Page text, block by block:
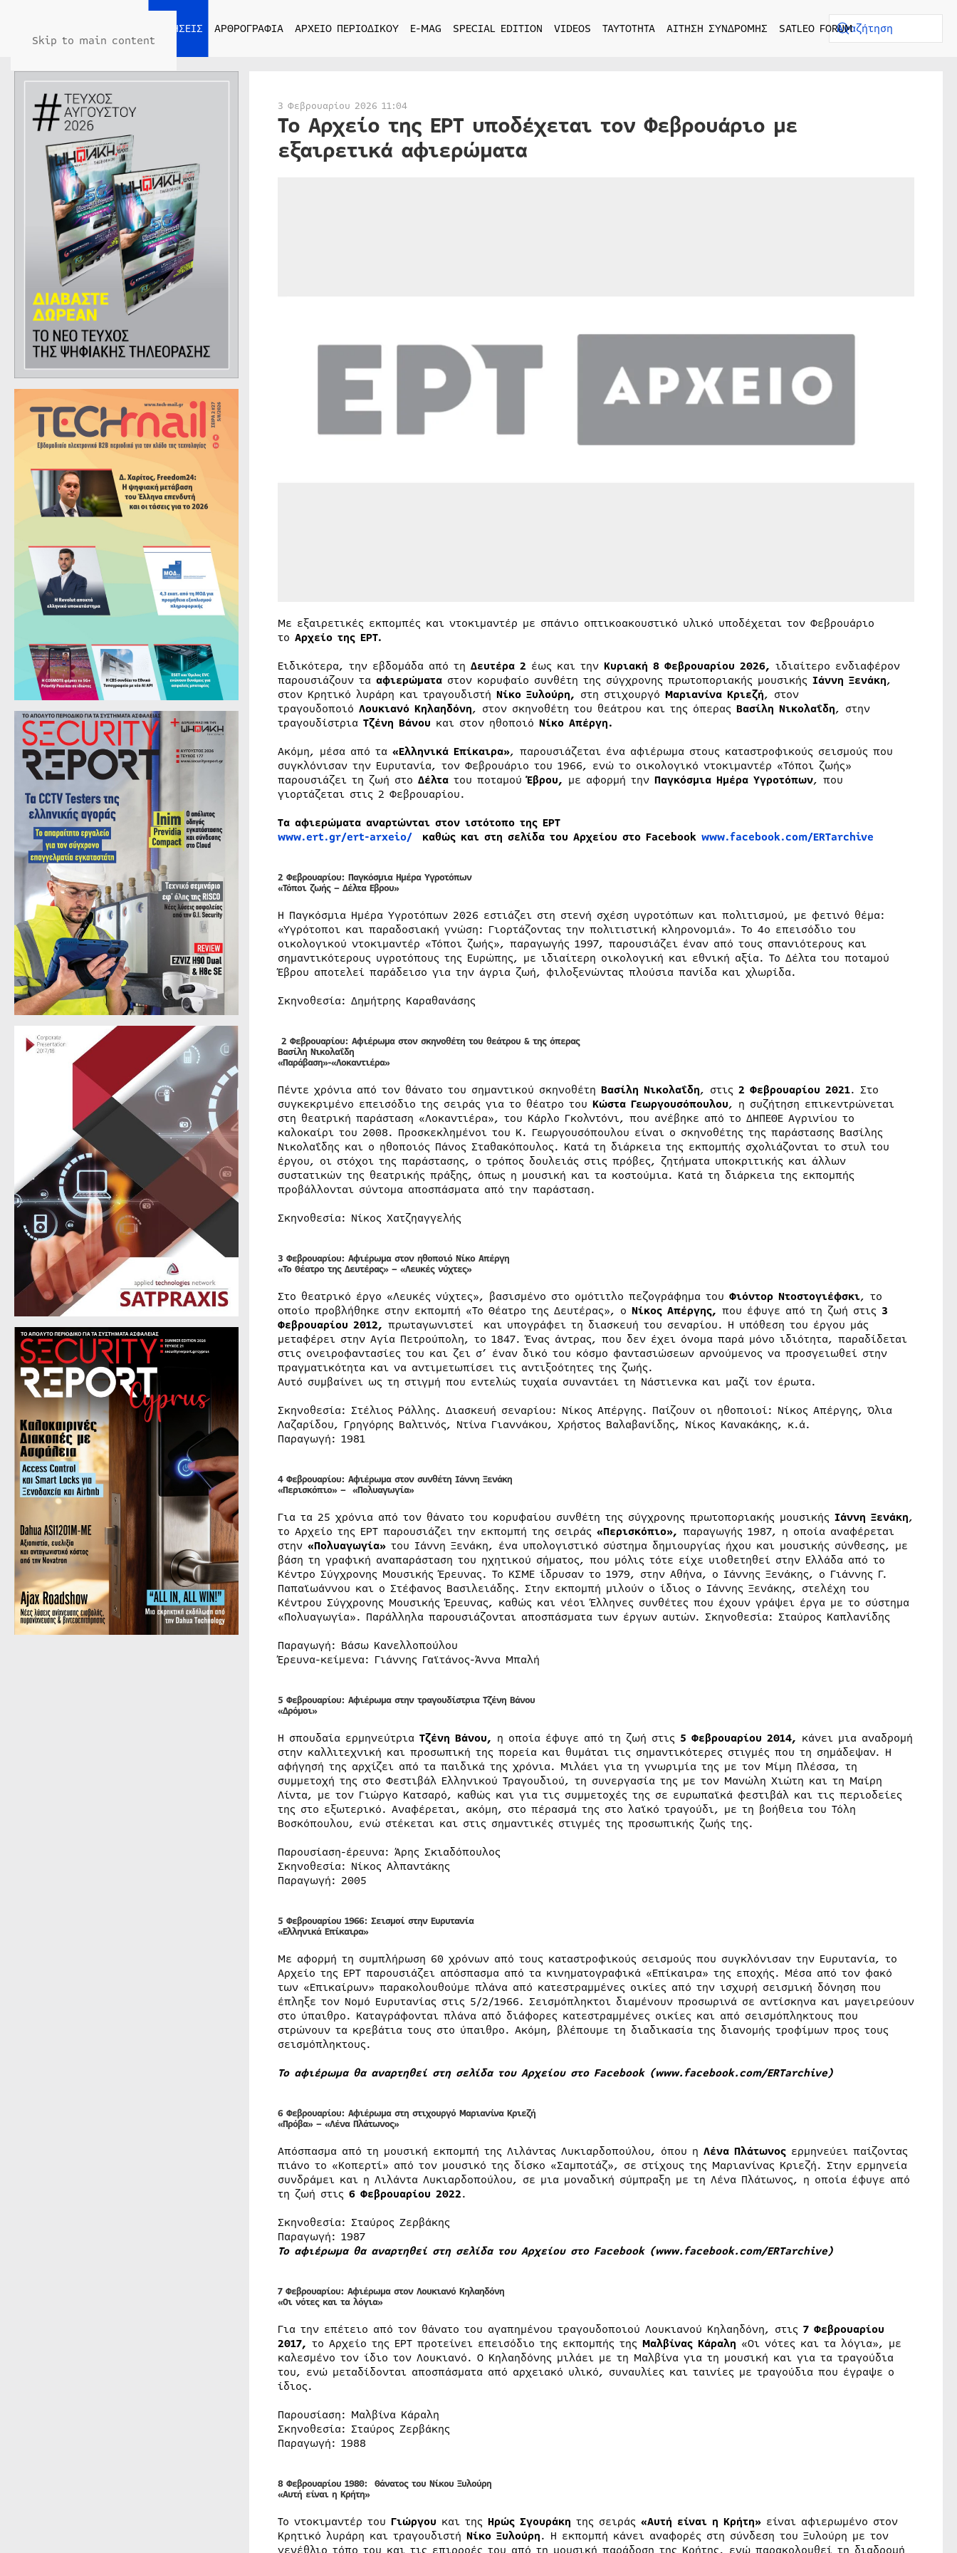
Skip to main content
ΕΙΔΗΣΕΙΣ ΑΡΘΡΟΓΡΑΦΙΑ ΑΡΧΕΙΟ ΠΕΡΙΟΔΙΚΟΥ E-MAG SPECIAL EDITION VIDEOS ΤΑΥΤΟΤΗΤΑ ΑΙΤΗΣΗ ΣΥΝΔΡΟΜΗΣ SATLEO FORUM
3 Φεβρουαρίου 2026 11:04
Το Αρχείο της ΕΡΤ υποδέχεται τον Φεβρουάριο με
εξαιρετικά αφιερώματα
Με εξαιρετικές εκπομπές και ντοκιμαντέρ με σπάνιο οπτικοακουστικό υλικό υποδέχεται τον Φεβρουάριο
το Αρχείο της ΕΡΤ.
Ειδικότερα, την εβδομάδα από τη Δευτέρα 2 έως και τηνΚυριακή 8 Φεβρουαρίου 2026, ιδιαίτερο ενδιαφέρον
παρουσιάζουν τα αφιερώματα στον κορυφαίο συνθέτη της σύγχρονης πρωτοποριακής μουσικής Ιάννη Ξενάκη,
στον Κρητικό λυράρη και τραγουδιστή Νίκο Ξυλούρη, στη στιχουργό Μαριανίνα Κριεζή, στον
τραγουδοποιό Λουκιανό Κηλαηδόνη, στον σκηνοθέτη του θεάτρου και της όπερας Βασίλη Νικολαΐδη, στην
τραγουδίστρια Τζένη Βάνου και στον ηθοποιό Νίκο Απέργη.
Ακόμη, μέσα από τα «Ελληνικά Επίκαιρα», παρουσιάζεται ένα αφιέρωμα στους καταστροφικούς σεισμούς που
συγκλόνισαν την Ευρυτανία, τον Φεβρουάριο του 1966, ενώ το οικολογικό ντοκιμαντέρ «Τόποι ζωής»
παρουσιάζει τη ζωή στο Δέλτατου ποταμούΈβρου, με αφορμή την Παγκόσμια Ημέρα Υγροτόπων, που
γιορτάζεται στις 2 Φεβρουαρίου.
Τα αφιερώματα αναρτώνται στον ιστότοπο της ΕΡΤ
www.ert.gr/ert-arxeio/
καθώς και στη σελίδα του Αρχείου στο Facebook www.facebook.com/ERTarchive
2 Φεβρουαρίου: Παγκόσμια Ημέρα Υγροτόπων
«Τόποι ζωής – Δέλτα Εβρου»
Η Παγκόσμια Ημέρα Υγροτόπων 2026 εστιάζει στη στενή σχέση υγροτόπων και πολιτισμού, με φετινό θέμα:
«Υγρότοποι και παραδοσιακή γνώση: Γιορτάζοντας την πολιτιστική κληρονομιά». Το 4ο επεισόδιο του
οικολογικού ντοκιμαντέρ «Τόποι ζωής», παραγωγής 1997, παρουσιάζει έναν από τους σπανιότερους και
σημαντικότερους υγροτόπους της Ευρώπης, με ιδιαίτερη οικολογική και εθνική αξία. Το Δέλτα του ποταμού
Έβρου αποτελεί παράδεισο για την άγρια ζωή, φιλοξενώντας πλούσια πανίδα και χλωρίδα.
Σκηνοθεσία: Δημήτρης Καραθανάσης
2 Φεβρουαρίου: Αφιέρωμα στον σκηνοθέτη του θεάτρου & της όπερας
Βασίλη Νικολαΐδη
«Παράβαση»-«Λοκαντιέρα»
Πέντε χρόνια από τον θάνατο του σημαντικού σκηνοθέτη Βασίλη Νικολαΐδη, στις 2 Φεβρουαρίου 2021. Στο
συγκεκριμένο επεισόδιο της σειράς για το θέατρο του Κώστα Γεωργουσόπουλου, η συζήτηση επικεντρώνεται
στη θεατρική παράσταση «Λοκαντιέρα», του Κάρλο Γκολντόνι, που ανέβηκε από το ΔΗΠΕΘΕ Αγρινίου το
καλοκαίρι του 2008. Προσκεκλημένοι του Κ. Γεωργουσόπουλου είναι ο σκηνοθέτης της παράστασης Βασίλης
Νικολαΐδης και ο ηθοποιός Πάνος Σταθακόπουλος. Κατά τη διάρκεια της εκπομπής σχολιάζονται το στυλ του
έργου, οι στόχοι της παράστασης, ο τρόπος δουλειάς στις πρόβες, ζητήματα υποκριτικής και άλλων
συστατικών της θεατρικής πράξης, όπως η μουσική και τα κοστούμια. Κατά τη διάρκεια της εκπομπής
προβάλλονται σύντομα αποσπάσματα από την παράσταση.
Σκηνοθεσία: Νίκος Χατζηαγγελής
3 Φεβρουαρίου: Αφιέρωμα στον ηθοποιό Νίκο Απέργη
«Το Θέατρο της Δευτέρας» – «Λευκές νύχτες»
Στο θεατρικό έργο «Λευκές νύχτες», βασισμένο στο ομότιτλο πεζογράφημα του Φιόντορ Ντοστογιέφσκι, το
οποίο προβλήθηκε στην εκπομπή «Το Θέατρο της Δευτέρας», ο Νίκος Απέργης, που έφυγε από τη ζωή στις 3
Φεβρουαρίου 2012, πρωταγωνιστεί και υπογράφει τη διασκευή του σεναρίου. Η υπόθεση του έργου μάς
μεταφέρει στην Αγία Πετρούπολη, το 1847. Ένας άντρας, που δεν έχει όνομα παρά μόνο ιδιότητα, παραδίδεται
στις ονειροφαντασίες του και ζει σ’ έναν δικό του κόσμο φαντασιώσεων αρνούμενος να προσγειωθεί στην
πραγματικότητα και να αντιμετωπίσει τις αντιξοότητες της ζωής.
Αυτό συμβαίνει ως τη στιγμή που εντελώς τυχαία συναντάει τη Νάστιενκα και μαζί τον έρωτα.
Σκηνοθεσία: Στέλιος Ράλλης. Διασκευή σεναρίου: Νίκος Απέργης. Παίζουν οι ηθοποιοί: Νίκος Απέργης, Όλια
Λαζαρίδου, Γρηγόρης Βαλτινός, Ντίνα Γιαννάκου, Χρήστος Βαλαβανίδης, Νίκος Κανακάκης, κ.ά.
Παραγωγή: 1981
4 Φεβρουαρίου: Αφιέρωμα στον συνθέτη Ιάννη Ξενάκη
«Περισκόπιο» – «Πολυαγωγία»
Για τα 25 χρόνια από τον θάνατο του κορυφαίου συνθέτη της σύγχρονης πρωτοποριακής μουσικής Ιάννη Ξενάκη,
το Αρχείο της ΕΡΤ παρουσιάζει την εκπομπή της σειράς «Περισκόπιο», παραγωγής 1987, η οποία αναφέρεται
στην «Πολυαγωγία»του Ιάννη Ξενάκη, ένα υπολογιστικό σύστημα δημιουργίας ήχου και μουσικής σύνθεσης, με
βάση τη γραφική αναπαράσταση του ηχητικού σήματος, που μόλις τότε είχε υιοθετηθεί στην Ελλάδα από το
Κέντρο Σύγχρονης Μουσικής Έρευνας. Το ΚΣΜΕ ίδρυσαν το 1979, στην Αθήνα, ο Ιάννης Ξενάκης, ο Γιάννης Γ.
Παπαϊωάννου και ο Στέφανος Βασιλειάδης. Στην εκπομπή μιλούν ο ίδιος ο Ιάννης Ξενάκης, στελέχη του
Κέντρου Σύγχρονης Μουσικής Έρευνας, καθώς και νέοι Έλληνες συνθέτες που έχουν γράψει έργα με το σύστημα
«Πολυαγωγία». Παράλληλα παρουσιάζονται αποσπάσματα των έργων αυτών. Σκηνοθεσία: Σταύρος Καπλανίδης
Παραγωγή: Βάσω Κανελλοπούλου
Έρευνα-κείμενα: Γιάννης Γαϊτάνος-Άννα Μπαλή
5 Φεβρουαρίου: Αφιέρωμα στην τραγουδίστρια Τζένη Βάνου
«Δρόμοι»
Η σπουδαία ερμηνεύτρια Τζένη Βάνου, η οποία έφυγε από τη ζωή στις 5 Φεβρουαρίου 2014, κάνει μια αναδρομή
στην καλλιτεχνική και προσωπική της πορεία και θυμάται τις σημαντικότερες στιγμές που τη σημάδεψαν. Η
αφήγησή της αρχίζει από τα παιδικά της χρόνια. Μιλάει για τη γνωριμία της με τον Μίμη Πλέσσα, τη
συμμετοχή της στο Φεστιβάλ Ελληνικού Τραγουδιού, τη συνεργασία της με τον Μανώλη Χιώτη και τη Μαίρη
Λίντα, με τον Γιώργο Κατσαρό, καθώς και για τις συμμετοχές της σε ευρωπαϊκά φεστιβάλ και τις περιοδείες
της στο εξωτερικό. Αναφέρεται, ακόμη, στο πέρασμά της στο λαϊκό τραγούδι, με τη βοήθεια του Τόλη
Βοσκόπουλου, ενώ στέκεται και στις σημαντικές στιγμές της προσωπικής ζωής της.
Παρουσίαση-έρευνα: Άρης Σκιαδόπουλος
Σκηνοθεσία: Νίκος Αλπαντάκης
Παραγωγή: 2005
5 Φεβρουαρίου 1966: Σεισμοί στην Ευρυτανία
«Ελληνικά Επίκαιρα»
Με αφορμή τη συμπλήρωση 60 χρόνων από τους καταστροφικούς σεισμούς που συγκλόνισαν την Ευρυτανία, το
Αρχείο της ΕΡΤ παρουσιάζει απόσπασμα από τα κινηματογραφικά «Επίκαιρα» της εποχής. Μέσα από τον φακό
των «Επικαίρων» παρακολουθούμε πλάνα από κατεστραμμένες οικίες από την ισχυρή σεισμική δόνηση που
έπληξε τον Νομό Ευρυτανίας στις 5/2/1966. Σεισμόπληκτοι διαμένουν προσωρινά σε αντίσκηνα και μαγειρεύουν
στο ύπαιθρο. Καταγράφονται πλάνα από διάφορες κατεστραμμένες οικίες και από σεισμόπληκτους που
στρώνουν τα κρεβάτια τους στο ύπαιθρο. Ακόμη, βλέπουμε τη διαδικασία της διανομής τροφίμων προς τους
σεισμόπληκτους.
Το αφιέρωμα θα αναρτηθεί στη σελίδα του Αρχείου στο Facebook (www.facebook.com/ERTarchive)
6 Φεβρουαρίου: Αφιέρωμα στη στιχουργό Μαριανίνα Κριεζή
«Πρόβα» – «Λένα Πλάτωνος»
Απόσπασμα από τη μουσική εκπομπή της Λιλάντας Λυκιαρδοπούλου, όπου η Λένα Πλάτωνοςερμηνεύει παίζοντας
πιάνο το «Κοπερτί» από τον μουσικό της δίσκο «Σαμποτάζ», σε στίχους της Μαριανίνας Κριεζή. Στην ερμηνεία
συνδράμει και η Λιλάντα Λυκιαρδοπούλου, σε μια μοναδική σύμπραξη με τη Λένα Πλάτωνος, η οποία έφυγε από
τη ζωή στις 6 Φεβρουαρίου 2022.
Σκηνοθεσία: Σταύρος Ζερβάκης
Παραγωγή: 1987
Το αφιέρωμα θα αναρτηθεί στη σελίδα του Αρχείου στο Facebook (www.facebook.com/ERTarchive)
7 Φεβρουαρίου: Αφιέρωμα στον Λουκιανό Κηλαηδόνη
«Οι νότες και τα λόγια»
Για την επέτειο από τον θάνατο του αγαπημένου τραγουδοποιού Λουκιανού Κηλαηδόνη, στις 7 Φεβρουαρίου
2017, το Αρχείο της ΕΡΤ προτείνει επεισόδιο της εκπομπής της Μαλβίνας Κάραλη «Οι νότες και τα λόγια», με
καλεσμένο τον ίδιο τον Λουκιανό. Ο Κηλαηδόνης μιλάει με τη Μαλβίνα για τη μουσική και για τα τραγούδια
του, ενώ μεταδίδονται αποσπάσματα από αρχειακό υλικό, συναυλίες και ταινίες με τραγούδια που έγραψε ο
ίδιος.
Παρουσίαση: Μαλβίνα Κάραλη
Σκηνοθεσία: Σταύρος Ζερβάκης
Παραγωγή: 1988
8 Φεβρουαρίου 1980: Θάνατος του Νίκου Ξυλούρη
«Αυτή είναι η Κρήτη»
Το ντοκιμαντέρ του Γιώργου και της Ηρώς Σγουράκη της σειράς «Αυτή είναι η Κρήτη»είναι αφιερωμένο στον
Κρητικό λυράρη και τραγουδιστή Νίκο Ξυλούρη. Η εκπομπή κάνει αναφορές στη σύνδεση του Ξυλούρη με τον